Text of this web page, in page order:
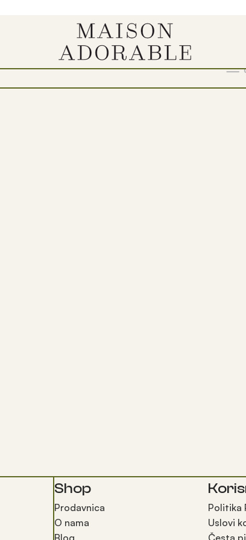
Show 9 12 18 24
Shop
Prodavnica
O nama
Blog
Politika
Uslovi
Česta